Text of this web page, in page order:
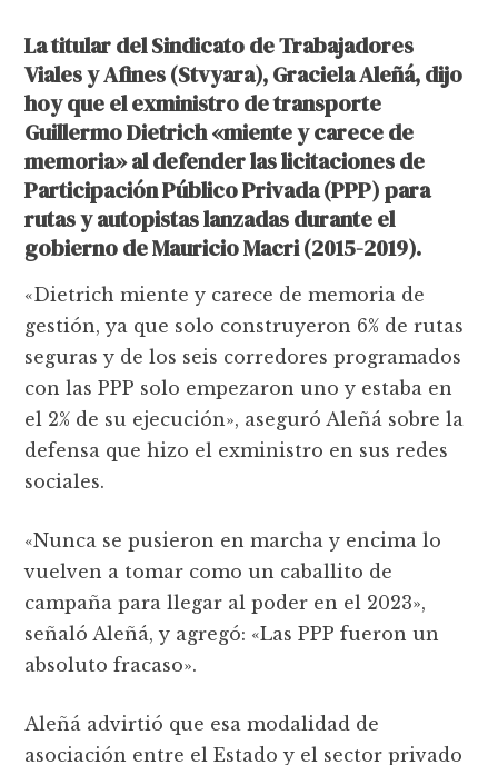
La titular del Sindicato de Trabajadores
Viales y Afines (Stvyara), Graciela Aleñá, dijo
hoy que el exministro de transporte
Guillermo Dietrich «miente y carece de
memoria» al defender las licitaciones de
Participación Público Privada (PPP) para
rutas y autopistas lanzadas durante el
gobierno de Mauricio Macri (2015-2019).
«Dietrich miente y carece de memoria de
gestión, ya que solo construyeron 6% de rutas
seguras y de los seis corredores programados
con las PPP solo empezaron uno y estaba en
el 2% de su ejecución», aseguró Aleñá sobre la
defensa que hizo el exministro en sus redes
sociales.
«Nunca se pusieron en marcha y encima lo
vuelven a tomar como un caballito de
campaña para llegar al poder en el 2023»,
señaló Aleñá, y agregó: «Las PPP fueron un
absoluto fracaso».
Aleñá advirtió que esa modalidad de
asociación entre el Estado y el sector privado